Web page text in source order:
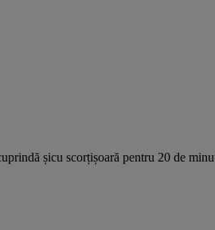
șicu scorțișoară pentru 20 de